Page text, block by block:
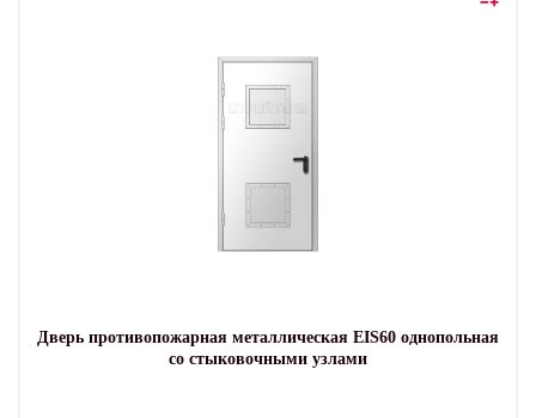
Дверь противопожарная металлическая EIS60 однопольная
со стыковочными узлами